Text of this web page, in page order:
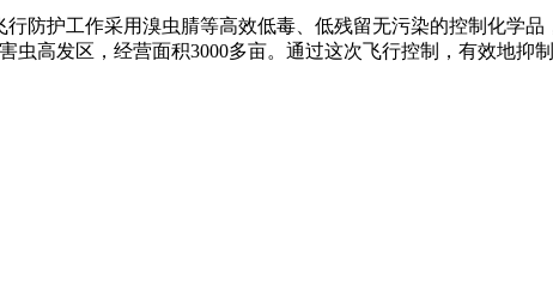
防护工作采用溴虫腈等高效低毒、低残留无污染的控制化学
高发区，经营面积3000多亩。通过这次飞行控制，有效地抑